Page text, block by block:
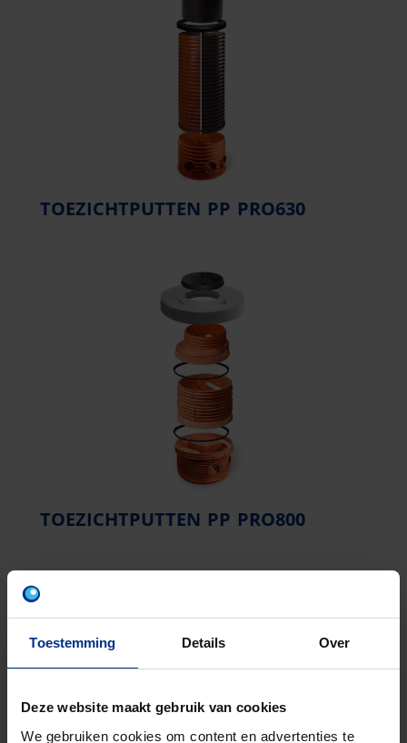
Toestemming Details Over
Deze website maakt gebruik van cookies
We gebruiken cookies om content en advertenties te
TOEZICHTPUTTEN PP PRO630
TOEZICHTPUTTEN PP PRO800